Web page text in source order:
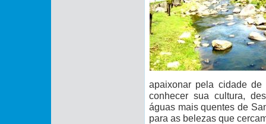
apaixonar pela cidade de
conhecer sua cultura,
águas mais quentes de
para as belezas que